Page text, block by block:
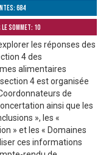
684
Sommet: 10
les réponses des
4 des
alimentaires
section 4 est organisée
de
ainsi que les
», les «
» et les « Domaines
ces informations